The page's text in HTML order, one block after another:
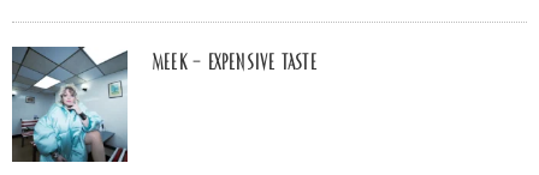
MEEK – Expensive Taste